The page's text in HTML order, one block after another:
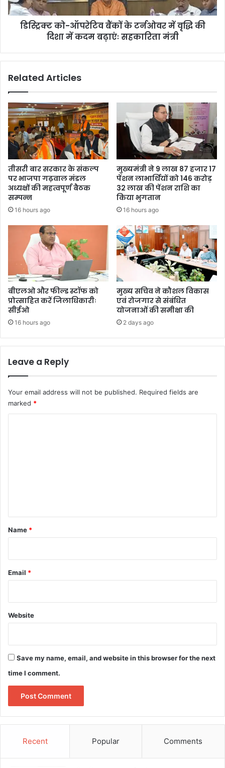
डिस्ट्रिक्ट को-ऑपरेटिव बैंकों के टर्नओवर में वृद्धि की
दिशा में कदम बढ़ाएंः सहकारिता मंत्री
Related Articles
तीसरी बार सरकार के संकल्प
पर भाजपा गढ़वाल मंडल
अध्यक्षों की महत्वपूर्ण बैठक
सम्पन्न
16 hours ago
मुख्यमंत्री ने 9 लाख 87 हजार 17
पेंशन लाभार्थियों को 146 करोड़
32 लाख की पेंशन राशि का
किया भुगतान
16 hours ago
बीएलओ और फील्ड स्टॉफ को
प्रोत्साहित करें जिलाधिकारीः
सीईओ
16 hours ago
मुख्य सचिव ने कौशल विकास
एवं रोजगार से संबंधित
योजनाओं की समीक्षा की
2 days ago
Leave a Reply
Your email address will not be published. Required fields are
marked *
*
Name *
Email *
Website
Save my name, email, and website in this browser for the next
time I comment.
Recent Popular Comments